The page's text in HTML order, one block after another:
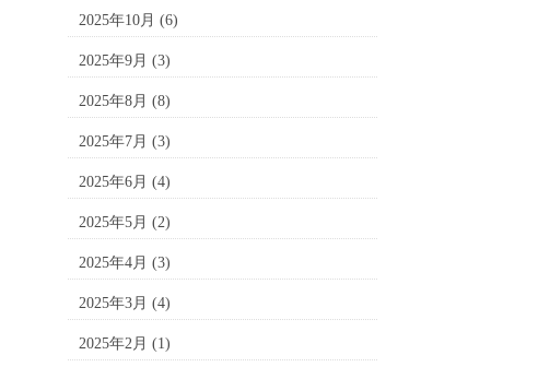
2025年10月 (6)
2025年9月 (3)
2025年8月 (8)
2025年7月 (3)
2025年6月 (4)
2025年5月 (2)
2025年4月 (3)
2025年3月 (4)
2025年2月 (1)